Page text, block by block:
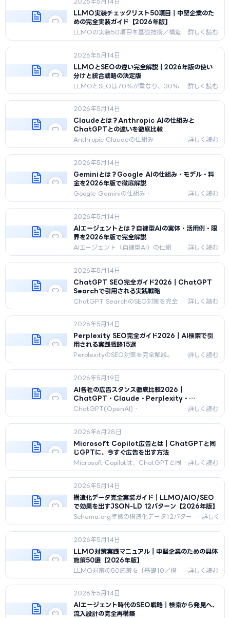
SaaS活用・Looker Studio・月次レポ
ートまでを2026年版で解説。
LLMO実装チェックリスト50項目｜中堅企業のた
めの完全実装ガイド【2026年版】
LLMOの実装50項目を基礎技術／構造
化データ／エンティティ統合／コンテ
ンツ／モニタリングの5カテゴリ×優先
度A/B/Cで整理。所要工数とROIを
2026年版で解説。
2026年5月14日
LLMOとSEOの違い完全解説｜2026年版の使い
分けと統合戦略の決定版
LLMOとSEOは70%が重なり、30%
が決定的に違う。評価主体・計測・最
適化単位・効果スピード・投資単価の5
軸で構造化し、業種別比重と統合戦略
までCMO目線で解説。
2026年5月14日
Claudeとは？Anthropic AIの仕組みと
ChatGPTとの違いを徹底比較
Anthropic Claudeの仕組み
（Constitutional AI）、Claude 4
Sonnet/Opus/Haikuの比較、料金プ
ラン、ChatGPT/Geminiとの違いを
2026年版で完全解説。
2026年5月14日
Geminiとは？Google AIの仕組み・モデル・料
金を2026年版で徹底解説
Google Geminiの仕組み・
Ultra/Pro/Flash/Nanoモデル比較・
料金プラン・AI Overview連携・
Workspace連携を2026年最新版で完
全解説。
2026年5月14日
AIエージェントとは？自律型AIの実体・活用例・限
界を2026年版で完全解説
AIエージェント（自律型AI）の仕組
み・種類・主要プラットフォーム・ビジ
ネス活用・限界を2026年5月最新版で
完全解説。ReActフレーム、エージェ
ンティックコマースまで。
2026年5月14日
ChatGPT SEO完全ガイド2026｜ChatGPT
Searchで引用される実践戦略
ChatGPT SearchのSEO対策を完全
解説。OAI-
SearchBot/GPTBot/ChatGPT-
Userの仕組み・引用サイトの共通点
20・技術施策・コンテンツ設計・引用
率計測方法を2026年5月最新版で網
2026年5月14日
Perplexity SEO完全ガイド2026｜AI検索で引
用される実践戦略15選
PerplexityのSEO対策を完全解説。
PerplexityBot/Perplexity-Userの仕
組み・Citation獲得5原則・番号付き
引用ポジション戦略・Perplexity Pro
Search対応・引用率計測方法を2026
年5月最新版で網羅。
2026年5月19日
AI各社の広告スタンス徹底比較2026｜
ChatGPT・Claude・Perplexity・
Gemini・Grokは広告をどう扱うか
ChatGPT(OpenAI)・
Claude(Anthropic)・Perplexity・
Gemini(Google)・Grok(xAI)の広告
スタンスを2026年5月時点で横断比
較。積極導入・明確拒否・撤退・段階
導入の二極化と、広告主が取るべき出
2026年6月28日
Microsoft Copilot広告とは｜ChatGPTと同
じGPTに、今すぐ広告を出す方法
Microsoft Copilotは、ChatGPTと同
じOpenAIのGPTを基盤とするAI。
Copilotへの広告出稿の仕組み、
Microsoft Advertising経由での出し
方、日本での提供状況、向いている企
業を整理します。
2026年5月14日
構造化データ完全実装ガイド｜LLMO/AIO/SEO
で効果を出すJSON-LD 12パターン【2026年版】
Schema.org準拠の構造化データ12パター
ンをJSON-LD実装サンプル付きで完全解
説。
Organization/Article/FAQPage/Product
ほか、検証ツール・落とし穴まで2026年5
月時点の決定版。
2026年5月14日
LLMO対策実践マニュアル｜中堅企業のための具体
施策50選【2026年版】
LLMO対策の50施策を「基礎10／構
造化10／コンテンツ15／エンティティ
10／モニタリング5」で整理。各施策
の効果度・難度・期間・コスト・優先
順位までCMO目線で公開。
2026年5月14日
AIエージェント時代のSEO戦略｜検索から発見へ、
流入設計の完全再構築